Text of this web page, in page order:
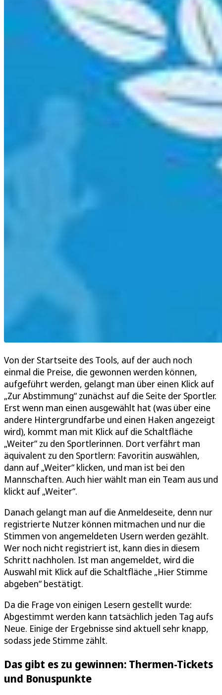
Von der Startseite des Tools, auf der auch noch
einmal die Preise, die gewonnen werden können,
aufgeführt werden, gelangt man über einen Klick auf
„Zur Abstimmung“ zunächst auf die Seite der Sportler.
Erst wenn man einen ausgewählt hat (was über eine
andere Hintergrundfarbe und einen Haken angezeigt
wird), kommt man mit Klick auf die Schaltfläche
„Weiter“ zu den Sportlerinnen. Dort verfährt man
äquivalent zu den Sportlern: Favoritin auswählen,
dann auf „Weiter“ klicken, und man ist bei den
Mannschaften. Auch hier wählt man ein Team aus und
klickt auf „Weiter“.
Danach gelangt man auf die Anmeldeseite, denn nur
registrierte Nutzer können mitmachen und nur die
Stimmen von angemeldeten Usern werden gezählt.
Wer noch nicht registriert ist, kann dies in diesem
Schritt nachholen. Ist man angemeldet, wird die
Auswahl mit Klick auf die Schaltfläche „Hier Stimme
abgeben“ bestätigt.
Da die Frage von einigen Lesern gestellt wurde:
Abgestimmt werden kann tatsächlich jeden Tag aufs
Neue. Einige der Ergebnisse sind aktuell sehr knapp,
sodass jede Stimme zählt.
Das gibt es zu gewinnen: Thermen-Tickets
und Bonuspunkte